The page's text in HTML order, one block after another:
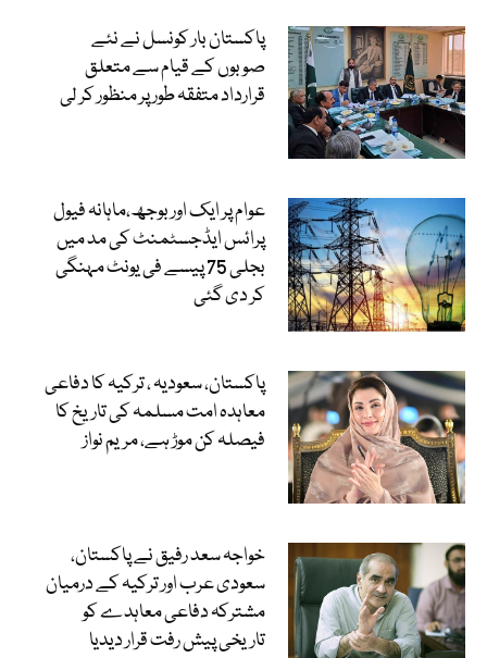
پاکستان بار کونسل نے نئے
صوبوں کے قیام سے متعلق
قرارداد متفقہ طور پر منظور کر لی
عوام پر ایک اور بوجھ،ماہانہ فیول
پرائس ایڈجسٹمنٹ کی مد میں
بجلی 75 پیسے فی یونٹ مہنگی
کر دی گئی
پاکستان، سعودیہ ، ترکیہ کا دفاعی
معاہدہ امت مسلمہ کی تاریخ کا
فیصلہ کن موڑ ہے، مریم نواز
خواجہ سعد رفیق نے پاکستان،
سعودی عرب اور ترکیہ کے درمیان
مشترکہ دفاعی معاہدے کو
تاریخی پیش رفت قرار دیدیا